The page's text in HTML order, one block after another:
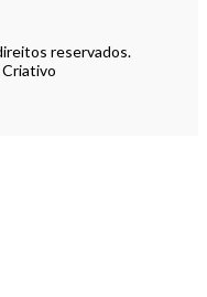
reservados.